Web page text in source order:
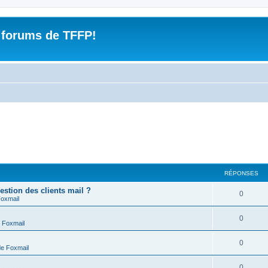
de TFFP!
RÉPONSES
des clients mail ? 0R
é
o
n
Foxmail
0R
é
o
Foxmail
0R
é